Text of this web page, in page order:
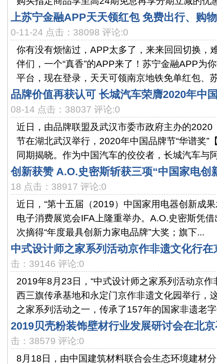
上苏宁金融APP天天领红包 免费出行、购
0-11-24 点击：38098 评论:0
你有没有烦恼过，APP太多了，来来回回切换，
伴们，一个“真香”的APP来了！苏宁金融APP为
平台，现在登录，天天可领南京地铁免单红包、
品牌价值再获认可 长城汽车荣膺2020年中
08-14 点击：38037 评论:0
近日，由品牌联盟及武汉市委市政府主办的2020
节在湖北武汉举行，2020年中国品牌节“华谱奖”
同期揭晓。作为中国汽车的佼佼者，长城汽车与
创新获赞 A.O.史密斯斩获三项“中国家电创
18 点击：38917 评论:0
近日，“第十五届（2019）中国家用电器创新成
电子消费展览会IFA上隆重举办。A.O.史密斯凭
次摘得“年度最具创新力家电品牌”大奖；旗下...
中式设计师之家系列活动京作非遗文化行在
击：39146 评论:0
2019年8月23日，“中式设计师之家系列活动京作
西三旗传承基地和永定门京作非遗文化园举行，
之家系列活动之一，传承了157年的国家非遗老
2019贝壳粉装饰壁材行业发展研讨会在北
击：38579 评论:0
8月18日，由中国建筑材料联合会生态环境建材